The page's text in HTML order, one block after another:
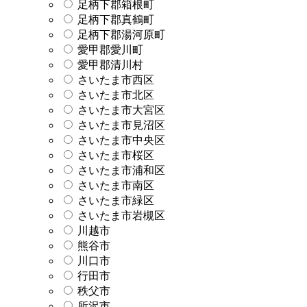
足柄下郡箱根町
足柄下郡真鶴町
足柄下郡湯河原町
愛甲郡愛川町
愛甲郡清川村
さいたま市西区
さいたま市北区
さいたま市大宮区
さいたま市見沼区
さいたま市中央区
さいたま市桜区
さいたま市浦和区
さいたま市南区
さいたま市緑区
さいたま市岩槻区
川越市
熊谷市
川口市
行田市
秩父市